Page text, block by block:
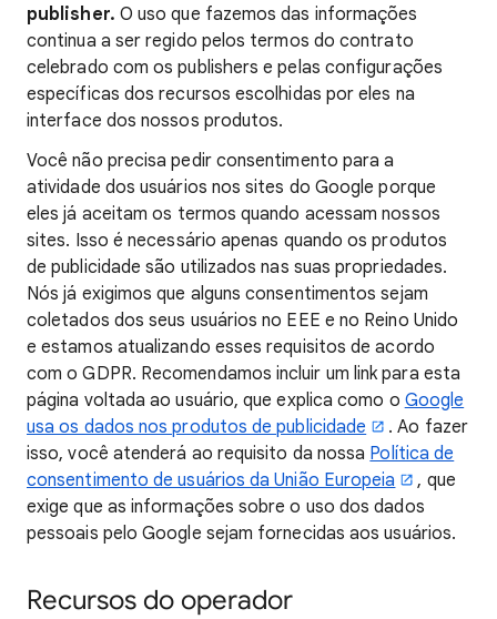
publisher. O uso que fazemos das informações
continua a ser regido pelos termos do contrato
celebrado com os publishers e pelas configurações
específicas dos recursos escolhidas por eles na
interface dos nossos produtos.
Você não precisa pedir consentimento para a
atividade dos usuários nos sites do Google porque
eles já aceitam os termos quando acessam nossos
sites. Isso é necessário apenas quando os produtos
de publicidade são utilizados nas suas propriedades.
Nós já exigimos que alguns consentimentos sejam
coletados dos seus usuários no EEE e no Reino Unido
e estamos atualizando esses requisitos de acordo
com o GDPR. Recomendamos incluir um link para esta
página voltada ao usuário, que explica como o Google
usa os dados nos produtos de publicidade
. Ao fazer
isso, você atenderá ao requisito da nossa Política de
consentimento de usuários da União Europeia
, que
exige que as informações sobre o uso dos dados
pessoais pelo Google sejam fornecidas aos usuários.
Recursos do operador